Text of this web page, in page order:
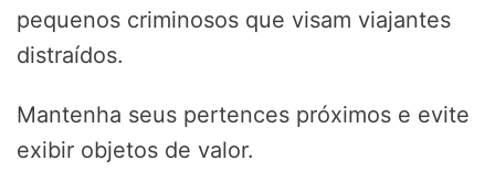
pequenos criminosos que visam viajantes
distraídos.
Mantenha seus pertences próximos e evite
exibir objetos de valor.